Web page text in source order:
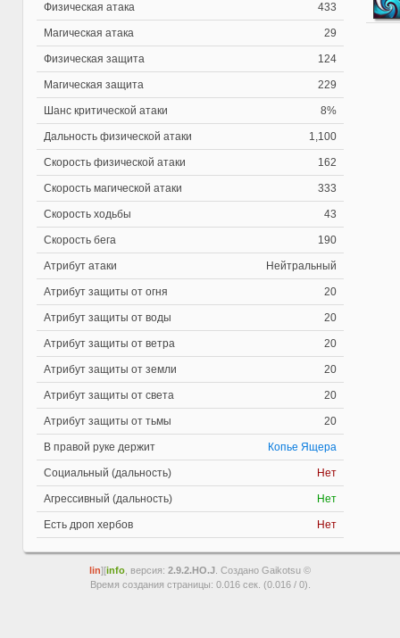
Физическая атака 433
Магическая атака 29
Физическая защита 124
Магическая защита 229
Шанс критической атаки 8%
Дальность физической атаки 1,100
Скорость физической атаки 162
Скорость магической атаки 333
Скорость ходьбы 43
Скорость бега 190
Атрибут атаки Нейтральный
Атрибут защиты от огня 20
Атрибут защиты от воды 20
Атрибут защиты от ветра 20
Атрибут защиты от земли 20
Атрибут защиты от света 20
Атрибут защиты от тьмы 20
В правой руке держит Копье Ящера
Социальный (дальность) Нет
Агрессивный (дальность) Нет
Есть дроп хербов Нет
lin][info , версия: 2.9.2.HO.J . Создано Gaikotsu ©
Время создания страницы: 0.016 сек. (0.016 / 0).